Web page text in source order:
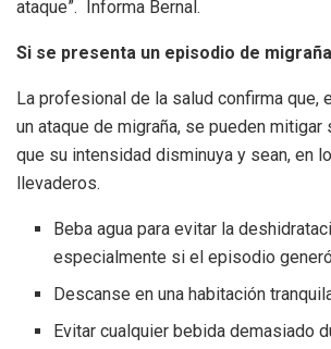
ataque”. Informa Bernal.
Si se presenta un episodio de
La profesional de la salud confirma que,
un ataque de migraña, se pueden
que su intensidad disminuya y sean, en
llevaderos.
Beba agua para evitar la
especialmente si el episodio
Descanse en una habitación
Evitar cualquier bebida demasiado